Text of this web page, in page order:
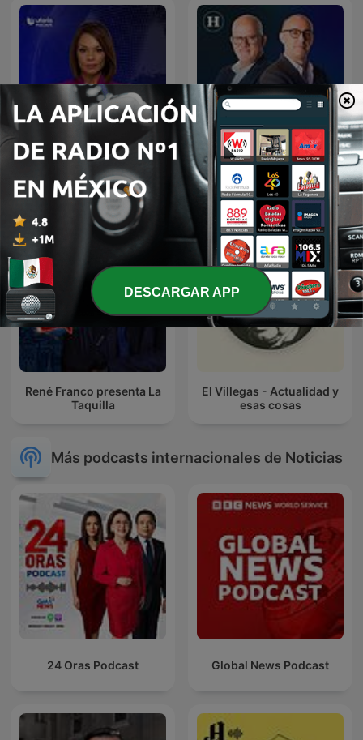
Noticias Univision
Julio Patán y Juan Ignacio
Zavala en El Heraldo Radio
René Franco presenta La
Taquilla
El Villegas - Actualidad y
esas cosas
Más podcasts internacionales de Noticias
24 Oras Podcast Global News Podcast
DESCARGAR APP